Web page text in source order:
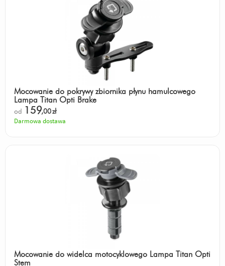
Mocowanie do pokrywy zbiornika płynu hamulcowego
Lampa Titan Opti Brake
od 159,00zł
Darmowa dostawa
Mocowanie do widelca motocyklowego Lampa Titan Opti
Stem